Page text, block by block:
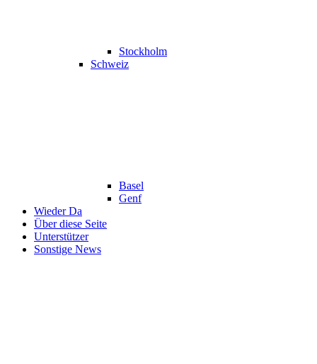
Stockholm
Schweiz
Basel
Genf
Wieder Da
Über diese Seite
Unterstützer
Sonstige News